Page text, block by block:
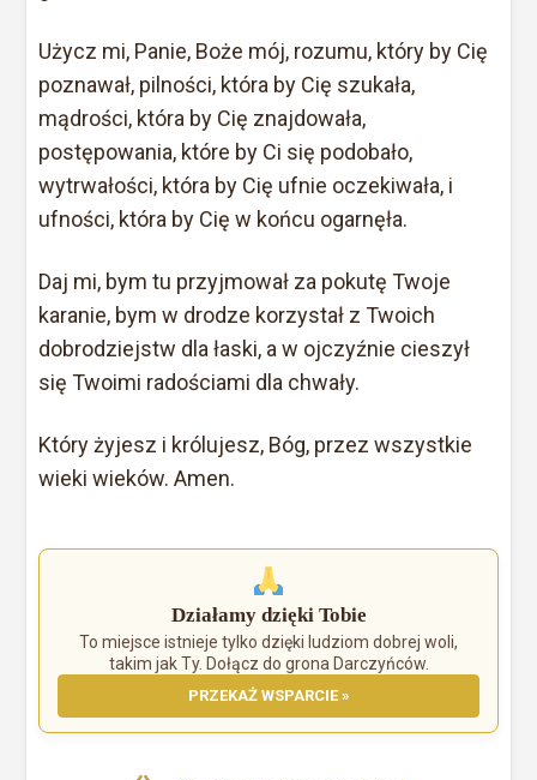
Użycz mi, Panie, Boże mój, rozumu, który by Cię
poznawał, pilności, która by Cię szukała,
mądrości, która by Cię znajdowała,
postępowania, które by Ci się podobało,
wytrwałości, która by Cię ufnie oczekiwała, i
ufności, która by Cię w końcu ogarnęła.
Daj mi, bym tu przyjmował za pokutę Twoje
karanie, bym w drodze korzystał z Twoich
dobrodziejstw dla łaski, a w ojczyźnie cieszył
się Twoimi radościami dla chwały.
Który żyjesz i królujesz, Bóg, przez wszystkie
wieki wieków. Amen.
Działamy dzięki Tobie
To miejsce istnieje tylko dzięki ludziom dobrej woli,
takim jak Ty. Dołącz do grona Darczyńców.
PRZEKAŻ WSPARCIE »